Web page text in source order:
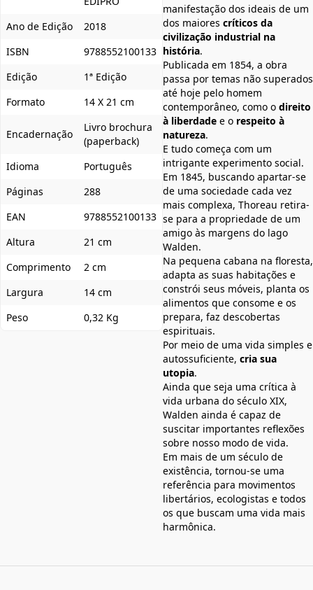
Ano de Edição
2018
ISBN
9788552100133
Edição
1ª Edição
Formato
14 X 21 cm
Encadernação
Livro brochura
(paperback)
Idioma
Português
Páginas
288
EAN
9788552100133
Altura
21 cm
Comprimento
2 cm
Largura
14 cm
Peso
0,32 Kg
manifestação dos ideais de um
dos maiores críticos da
civilização industrial na
história.
Publicada em 1854, a obra
passa por temas não superados
até hoje pelo homem
contemporâneo, como o direito
à liberdade e o respeito à
natureza.
E tudo começa com um
intrigante experimento social.
Em 1845, buscando apartar-se
de uma sociedade cada vez
mais complexa, Thoreau retira-
se para a propriedade de um
amigo às margens do lago
Walden.
Na pequena cabana na floresta,
adapta as suas habitações e
constrói seus móveis, planta os
alimentos que consome e os
prepara, faz descobertas
espirituais.
Por meio de uma vida simples e
autossuficiente, cria sua
utopia.
Ainda que seja uma crítica à
vida urbana do século XIX,
Walden ainda é capaz de
suscitar importantes reflexões
sobre nosso modo de vida.
Em mais de um século de
existência, tornou-se uma
referência para movimentos
libertários, ecologistas e todos
os que buscam uma vida mais
harmônica.